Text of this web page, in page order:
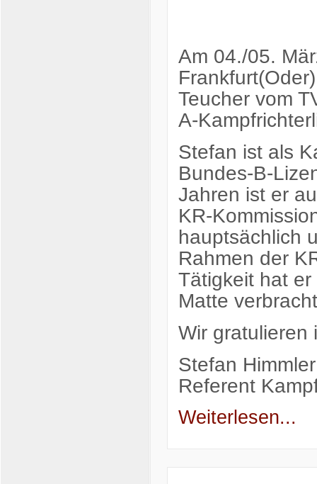
Am 04./05.
Teucher vom
A-
Stefan ist als
Bundes-B-
Jahren ist er
KR-
hauptsächlich
Rahmen der
Tätigkeit hat
Matte
Wir gratulieren
Stefan Himmler
Referent
Weiterlesen...